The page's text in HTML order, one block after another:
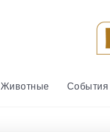
Животные События